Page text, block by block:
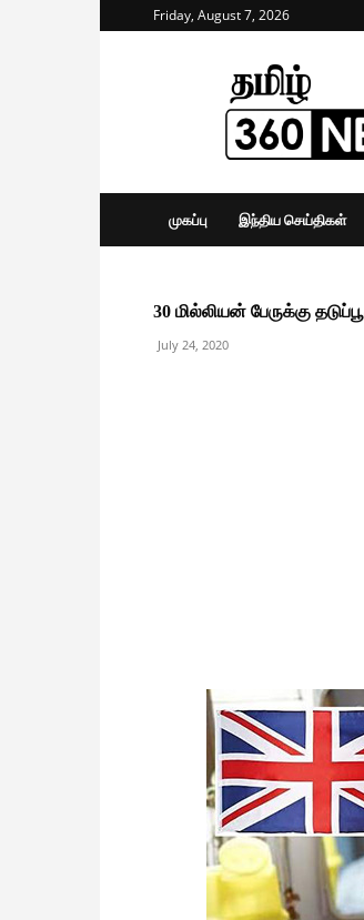
Friday, August 7, 2026
Tamil
360
News
முகப்பு இந்திய செய்திகள்
30 மில்லியன் பேருக்கு
July 24, 2020